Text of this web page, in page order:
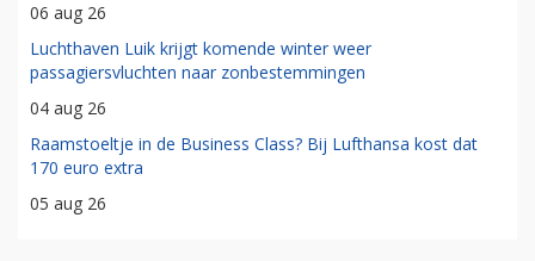
06 aug 26
Luchthaven Luik krijgt komende winter weer
passagiersvluchten naar zonbestemmingen
04 aug 26
Raamstoeltje in de Business Class? Bij Lufthansa kost dat
170 euro extra
05 aug 26